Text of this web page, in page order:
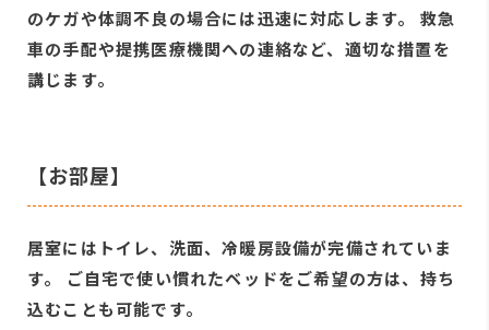
のケガや体調不良の場合には迅速に対応します。 救急
車の手配や提携医療機関への連絡など、適切な措置を
講じます。
【お部屋】
居室にはトイレ、洗面、冷暖房設備が完備されていま
す。 ご自宅で使い慣れたベッドをご希望の方は、持ち
込むことも可能です。